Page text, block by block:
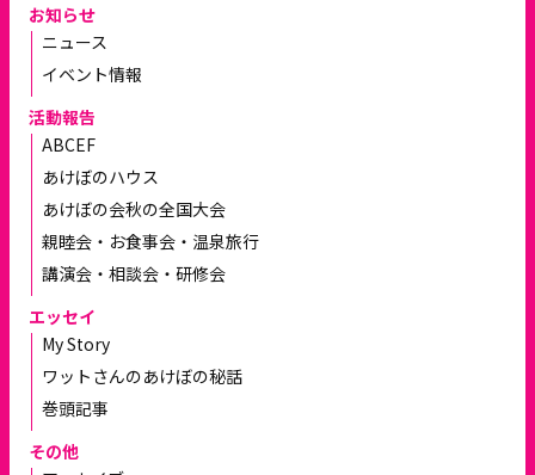
お知らせ
ニュース
イベント情報
活動報告
ABCEF
あけぼのハウス
あけぼの会秋の全国大会
親睦会・お食事会・温泉旅行
講演会・相談会・研修会
エッセイ
My Story
ワットさんのあけぼの秘話
巻頭記事
その他